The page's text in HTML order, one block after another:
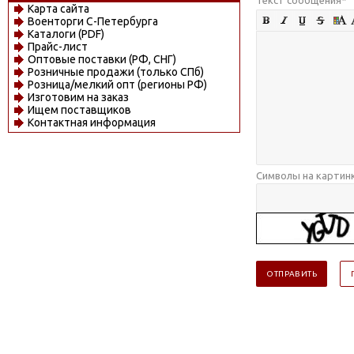
Карта сайта
Военторги С-Петербурга
Каталоги (PDF)
Прайс-лист
Оптовые поставки (РФ, СНГ)
Розничные продажи (только СПб)
Розница/мелкий опт (регионы РФ)
Изготовим на заказ
Ищем поставщиков
Контактная информация
Символы на